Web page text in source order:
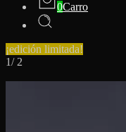
0Carro
¡edición limitada!
1/2